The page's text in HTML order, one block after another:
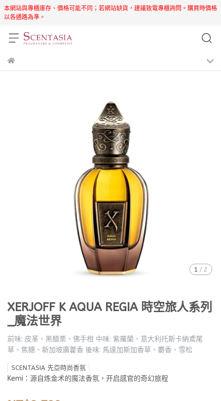
本網站與專櫃庫存、價格可能不同；若網站缺貨，建議致電專櫃詢問。購買時價格
以各通路為準。
1 / 2
XERJOFF K AQUA REGIA 時空旅人系列
_魔法世界
前味: 皮革、黑醋栗、佛手柑 中味: 紫羅蘭、意大利托斯卡納鳶尾
草、焦糖、新加坡廣藿香 後味: 馬達加斯加香草、麝香、雪松
SCENTASIA 先亞時尚香氛
Kemi：源自炼金术的魔法香氛，开启感官的奇幻旅程